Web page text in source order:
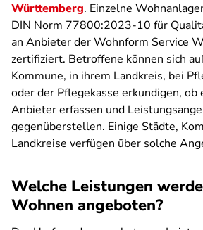
Württemberg. Einzelne
DIN Norm 77800:2023-10 für
an Anbieter der Wohnform Service
zertifiziert. Betroffene können sich
Kommune, in ihrem Landkreis, bei
oder der Pflegekasse erkundigen, ob
Anbieter erfassen und
gegenüberstellen. Einige Städte,
Landkreise verfügen über solche
Welche Leistungen
Wohnen angeboten?